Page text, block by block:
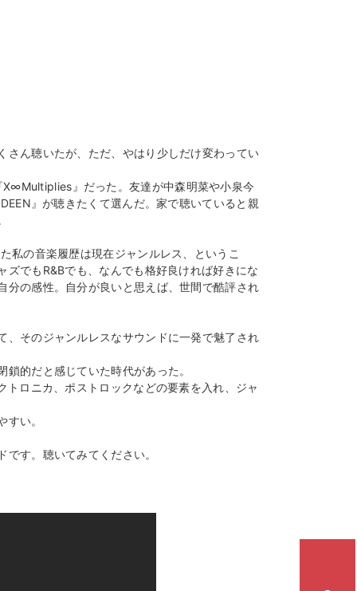
さん聴いたが、ただ、やはり少しだけ変わってい
』だった。友達が中森明菜や小泉今
』が聴きたくて選んだ。家で聴いていると親
私の音楽履歴は現在ジャンルレス、というこ
でもR&Bでも、なんでも格好良ければ好きにな
分の感性。自分が良いと思えば、世間で酷評され
、そのジャンルレスなサウンドに一発で魅了され
的だと感じていた時代があった。
トロニカ、ポストロックなどの要素を入れ、ジャ
い。
す。聴いてみてください。